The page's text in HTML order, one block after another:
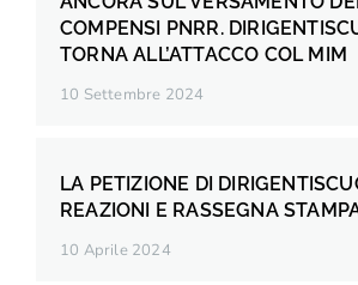
COMPENSI PNRR.
TORNA ALL’ATTACCO COL MIM
10 Settembre 2024
LA PETIZIONE DI
REAZIONI E RASSEGNA
10 Aprile 2024